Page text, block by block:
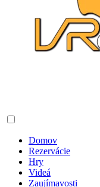
Domov
Rezervácie
Hry
Videá
Zaujímavosti